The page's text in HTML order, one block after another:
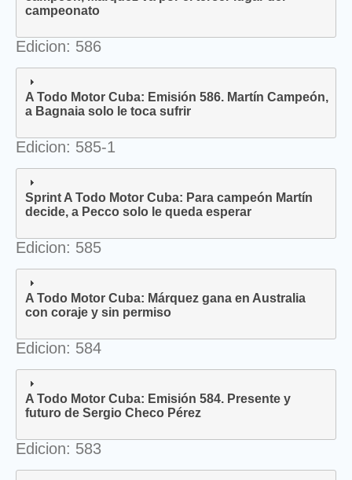
campeonato
Edicion: 586
A Todo Motor Cuba: Emisión 586. Martín Campeón,
a Bagnaia solo le toca sufrir
Edicion: 585-1
Sprint A Todo Motor Cuba: Para campeón Martín
decide, a Pecco solo le queda esperar
Edicion: 585
A Todo Motor Cuba: Márquez gana en Australia
con coraje y sin permiso
Edicion: 584
A Todo Motor Cuba: Emisión 584. Presente y
futuro de Sergio Checo Pérez
Edicion: 583